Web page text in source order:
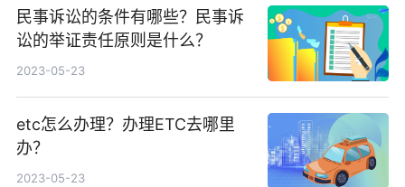
民事诉讼的条件有哪些？民事诉
讼的举证责任原则是什么？
2023-05-23
etc怎么办理？办理ETC去哪里
办？
2023-05-23